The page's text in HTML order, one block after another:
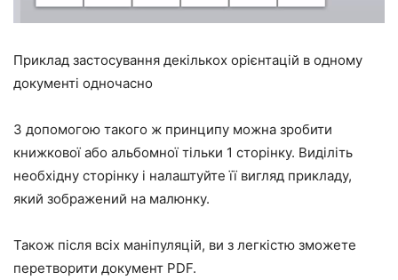
Приклад застосування декількох орієнтацій в одному
документі одночасно
З допомогою такого ж принципу можна зробити
книжкової або альбомної тільки 1 сторінку. Виділіть
необхідну сторінку і налаштуйте її вигляд прикладу,
який зображений на малюнку.
Також після всіх маніпуляцій, ви з легкістю зможете
перетворити документ PDF.